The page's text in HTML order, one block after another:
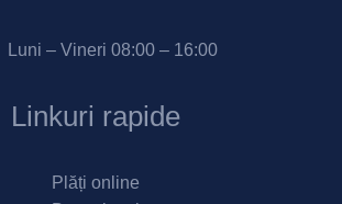
Luni – Vineri 08:00 – 16:00
Linkuri rapide
Plăți online